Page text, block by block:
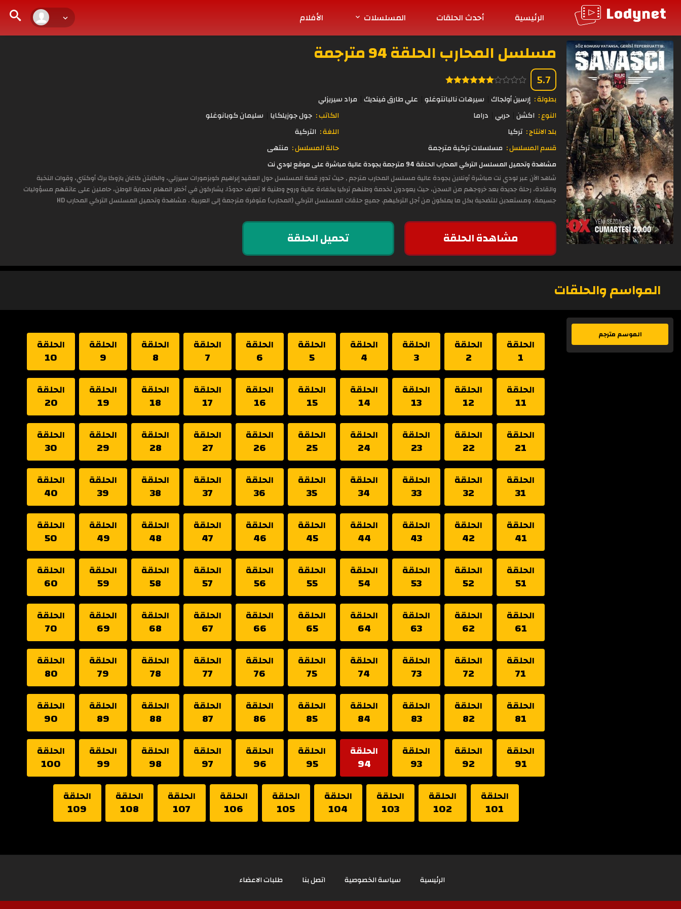
الرئيسية أحدث الحلقات المسلسلات الأفلام
مسلسل المحارب الحلقة 94 مترجمة
5.7
بطولة : إرسين أولجاك سيرهات نالبانتوغلو علي طارق فينديك مراد سيريزلي
النوع : اكشن حربي دراما الكاتب : جول جوزيلكايا سليمان كوبانوغلو
بلد الانتاج : تركيا اللغة : التركية
قسم المسلسل : مسلسلات تركية مترجمة حالة المسلسل : منتهى
مشاهدة وتحميل المسلسل التركي المحارب الحلقة 94 مترجمة بجودة عالية مباشرة على موقع لودي نت
شاهد الآن عبر لودي نت مباشرة أونلاين بجودة عالية مسلسل المحارب مترجم , حيث تدور قصة المسلسل حول العقيد إبراهيم كوبزمورات سيرزلي، والكابتن كاغان بازوكا برك أوكتاي، وقوات النخبة
والقادة، رحلة جديدة بعد خروجهم من السجن، حيث يعودون لخدمة وطنهم تركيا بكفاءة عالية وروح وطنية لا تعرف حدودًا. يشاركون في أخطر المهام لحماية الوطن، حاملين على عاتقهم مسؤوليات
جسيمة، ومستعدين للتضحية بكل ما يملكون من أجل التركيهم. جميع حلقات المسلسل التركي (المحارب) متوفرة مترجمة إلى العربية . مشاهدة وتحميل المسلسل التركي المحارب HD
مشاهدة الحلقة تحميل الحلقة
المواسم والحلقات
الموسم مترجم
الحلقة
1
الحلقة
2
الحلقة
3
الحلقة
4
الحلقة
5
الحلقة
6
الحلقة
7
الحلقة
8
الحلقة
9
الحلقة
10
الحلقة
11
الحلقة
12
الحلقة
13
الحلقة
14
الحلقة
15
الحلقة
16
الحلقة
17
الحلقة
18
الحلقة
19
الحلقة
20
الحلقة
21
الحلقة
22
الحلقة
23
الحلقة
24
الحلقة
25
الحلقة
26
الحلقة
27
الحلقة
28
الحلقة
29
الحلقة
30
الحلقة
31
الحلقة
32
الحلقة
33
الحلقة
34
الحلقة
35
الحلقة
36
الحلقة
37
الحلقة
38
الحلقة
39
الحلقة
40
الحلقة
41
الحلقة
42
الحلقة
43
الحلقة
44
الحلقة
45
الحلقة
46
الحلقة
47
الحلقة
48
الحلقة
49
الحلقة
50
الحلقة
51
الحلقة
52
الحلقة
53
الحلقة
54
الحلقة
55
الحلقة
56
الحلقة
57
الحلقة
58
الحلقة
59
الحلقة
60
الحلقة
61
الحلقة
62
الحلقة
63
الحلقة
64
الحلقة
65
الحلقة
66
الحلقة
67
الحلقة
68
الحلقة
69
الحلقة
70
الحلقة
71
الحلقة
72
الحلقة
73
الحلقة
74
الحلقة
75
الحلقة
76
الحلقة
77
الحلقة
78
الحلقة
79
الحلقة
80
الحلقة
81
الحلقة
82
الحلقة
83
الحلقة
84
الحلقة
85
الحلقة
86
الحلقة
87
الحلقة
88
الحلقة
89
الحلقة
90
الحلقة
91
الحلقة
92
الحلقة
93
الحلقة
94
الحلقة
95
الحلقة
96
الحلقة
97
الحلقة
98
الحلقة
99
الحلقة
100
الحلقة
101
الحلقة
102
الحلقة
103
الحلقة
104
الحلقة
105
الحلقة
106
الحلقة
107
الحلقة
108
الحلقة
109
الرئيسية سياسة الخصوصية اتصل بنا طلبات الاعضاء